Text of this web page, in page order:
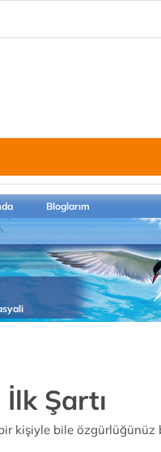
Bloglarım
Şartı
kişiyle bile